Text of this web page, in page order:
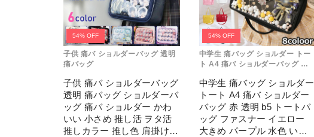
54% OFF
子供 痛バ ショルダーバッグ 透明
痛バッグ
子供 痛バ ショルダーバッグ
透明 痛バッグ ショルダーバ
ッグ 痛バ ショルダー かわ
いい 小さめ 推し活 ヲタ活
推しカラー 推し色 肩掛け
54% OFF
中学生 痛バッグ ショルダー トー
ト A4 痛バ ショルダーバッグ 赤
中学生 痛バッグ ショルダー
トート A4 痛バ ショルダー
バッグ 赤 透明 b5 トートバ
ッグ ファスナー イエロー
大きめ パープル 水色 いた